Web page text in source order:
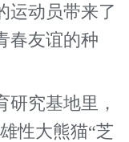
运动员带来了
春友谊的种
究基地里，
性大熊猫“芝